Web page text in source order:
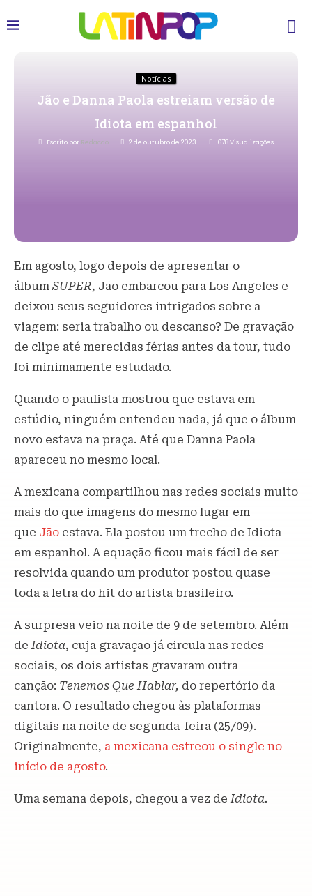
Notícias
Jão e Danna Paola estreiam versão de
Idiota em espanhol
Escrito por Redacao 2 de outubro de 2023 678Visualizações
Em agosto, logo depois de apresentar o
álbum SUPER, Jão embarcou para Los Angeles e
deixou seus seguidores intrigados sobre a
viagem: seria trabalho ou descanso? De gravação
de clipe até merecidas férias antes da tour, tudo
foi minimamente estudado.
Quando o paulista mostrou que estava em
estúdio, ninguém entendeu nada, já que o álbum
novo estava na praça. Até que Danna Paola
apareceu no mesmo local.
A mexicana compartilhou nas redes sociais muito
mais do que imagens do mesmo lugar em
que Jão estava. Ela postou um trecho de Idiota
em espanhol. A equação ficou mais fácil de ser
resolvida quando um produtor postou quase
toda a letra do hit do artista brasileiro.
A surpresa veio na noite de 9 de setembro. Além
deIdiota, cuja gravação já circula nas redes
sociais, os dois artistas gravaram outra
canção: Tenemos Que Hablar, do repertório da
cantora. O resultado chegou às plataformas
digitais na noite de segunda-feira (25/09).
Originalmente, a mexicana estreou o single no
início de agosto.
Uma semana depois, chegou a vez deIdiota.